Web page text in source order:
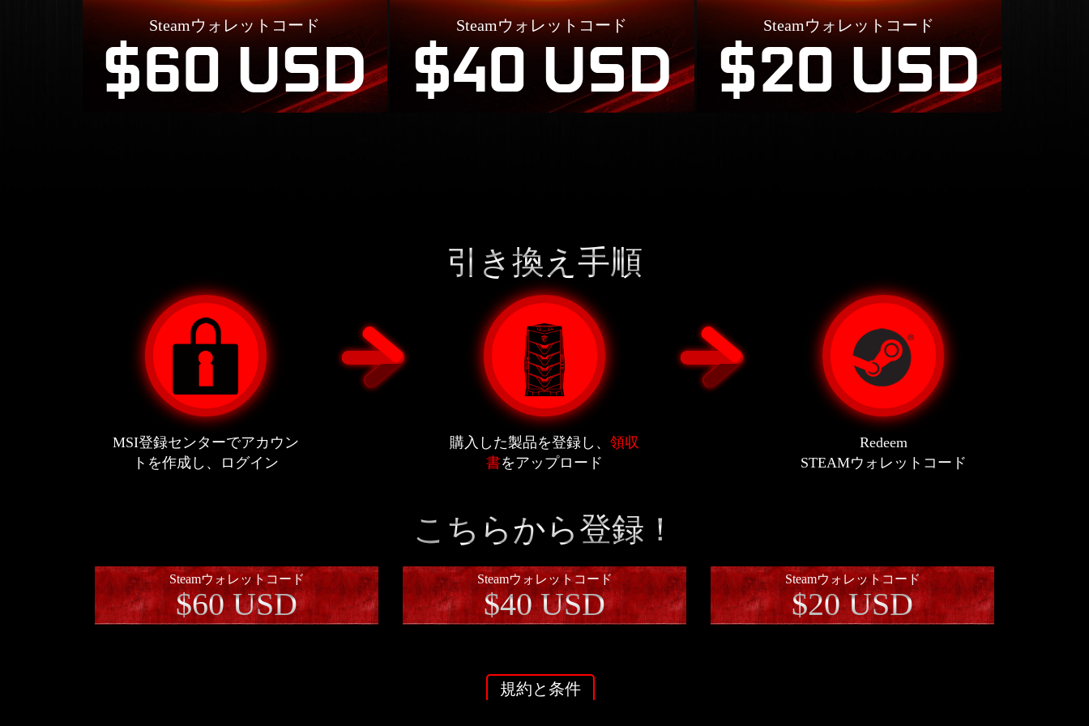
Steamウォレットコード
$60 USD
Steamウォレットコード
$40 USD
Steamウォレットコード
$20 USD
引き換え手順
MSI登録センターでアカウン
トを作成し、ログイン
購入した製品を登録し、 領収
書をアップロード
Redeem
STEAMウォレットコード
こちらから登録！
Steamウォレットコード
$60 USD
Steamウォレットコード
$40 USD
Steamウォレットコード
$20 USD
規約と条件